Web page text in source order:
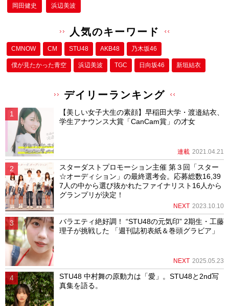
岡田健史 浜辺美波
人気のキーワード
CMNOW CM STU48 AKB48 乃木坂46
僕が⾒たかった⻘空 浜辺美波 TGC 日向坂46 新垣結衣
デイリーランキング
【美しい女子大生の素顔】早稲田大学・渡邉結衣、
学生アナウンス大賞「CanCam賞」の才女
連載 2021.04.21
スターダストプロモーション主催 第３回「スター
☆オーディション」の最終選考会。応募総数16,39
7人の中から選び抜かれたファイナリスト16人から
グランプリが決定！
NEXT 2023.10.10
バラエティ絶好調！ “STU48の元気印” 2期生・工藤
理子が挑戦した 「週刊誌初表紙＆巻頭グラビア」
NEXT 2025.05.23
STU48 中村舞の原動力は「愛」。STU48と2nd写
真集を語る。